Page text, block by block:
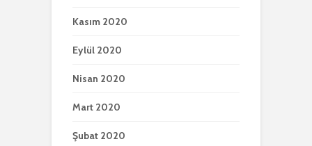
Kasım 2020
Eylül 2020
Nisan 2020
Mart 2020
Şubat 2020